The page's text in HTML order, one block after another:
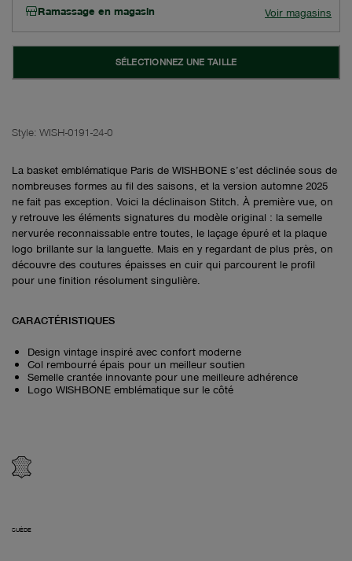
Ramassage en magasin Voir magasins
SÉLECTIONNEZ UNE TAILLE
Style: WISH-0191-24-0
La basket emblématique Paris de WISHBONE s’est déclinée sous de
nombreuses formes au fil des saisons, et la version automne 2025
ne fait pas exception. Voici la déclinaison Stitch. À première vue, on
y retrouve les éléments signatures du modèle original : la semelle
nervurée reconnaissable entre toutes, le laçage épuré et la plaque
logo brillante sur la languette. Mais en y regardant de plus près, on
découvre des coutures épaisses en cuir qui parcourent le profil
pour une finition résolument singulière.
CARACTÉRISTIQUES
Design vintage inspiré avec confort moderne
Col rembourré épais pour un meilleur soutien
Semelle crantée innovante pour une meilleure adhérence
Logo WISHBONE emblématique sur le côté
SUÈDE